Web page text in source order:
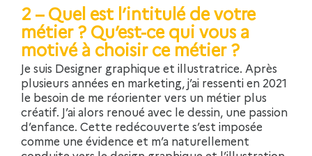
2 – Quel est l’intitulé de votre
métier ? Qu’est-ce qui vous a
motivé à choisir ce métier ?
Je suis Designer graphique et illustratrice. Après
plusieurs années en marketing, j’ai ressenti en 2021
le besoin de me réorienter vers un métier plus
créatif. J’ai alors renoué avec le dessin, une passion
d’enfance. Cette redécouverte s’est imposée
comme une évidence et m’a naturellement